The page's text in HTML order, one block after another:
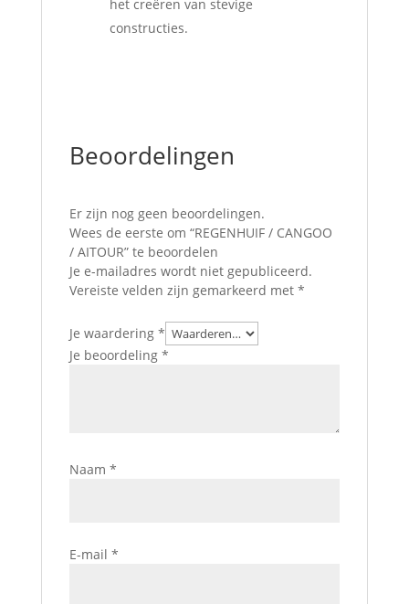
het creëren van stevige
constructies.
Beoordelingen
Er zijn nog geen beoordelingen.
Wees de eerste om “REGENHUIF / CANGOO
/ AITOUR” te beoordelen
Je e-mailadres wordt niet gepubliceerd.
Vereiste velden zijn gemarkeerd met *
Je waardering *
Je beoordeling *
Naam *
E-mail *